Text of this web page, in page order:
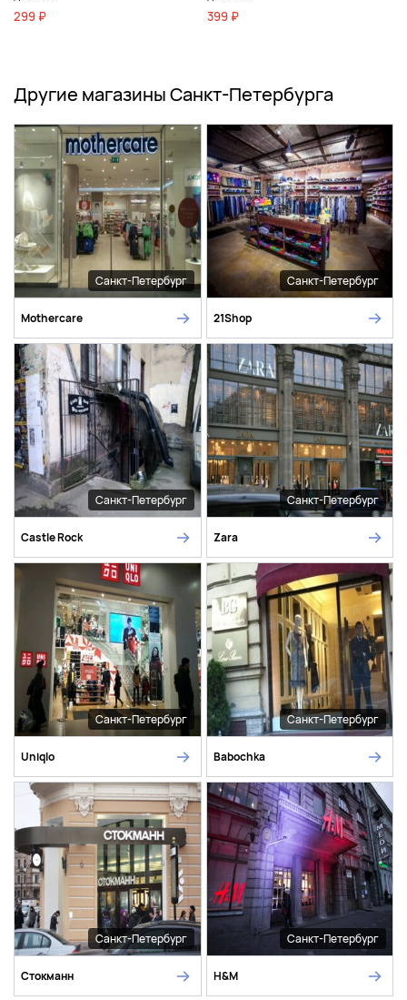
299 ₽ 399 ₽
Другие магазины Санкт-Петербурга
Санкт-Петербург
Mothercare
Санкт-Петербург
21Shop
Санкт-Петербург
Castle Rock
Санкт-Петербург
Zara
Санкт-Петербург
Uniqlo
Санкт-Петербург
Babochka
Санкт-Петербург
Стокманн
Санкт-Петербург
H&M